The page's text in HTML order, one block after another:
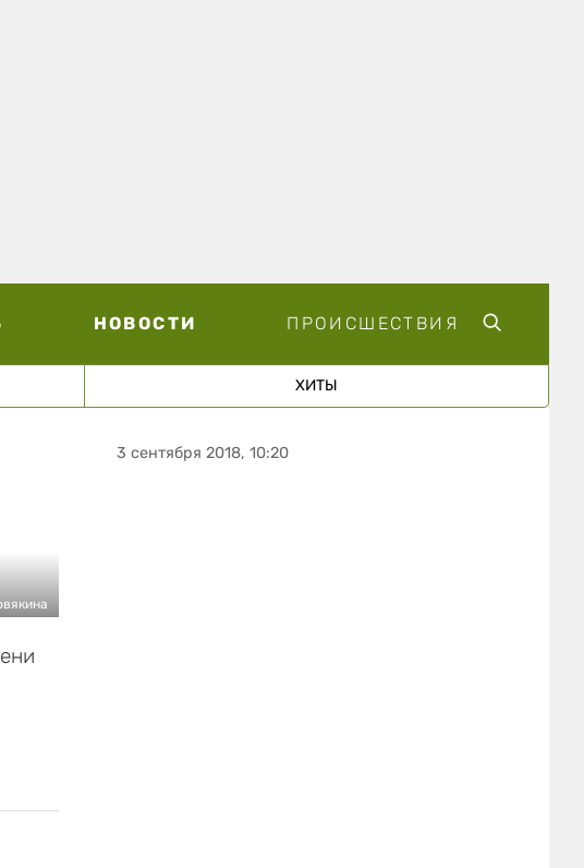
НОВОСТИ ПРОИСШЕСТВИЯ
ХИТЫ
3 сентября 2018, 10:20